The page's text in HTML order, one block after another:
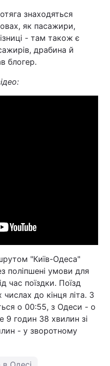
знаходяться
як пасажири,
- там також є
драбина й
блогер.
"Київ-Одеса"
поліпшені умови для
час поїздки. Поїзд
до кінця літа. З
о 00:55, з Одеси - о
9 годин 38 хвилин зі
- у зворотному